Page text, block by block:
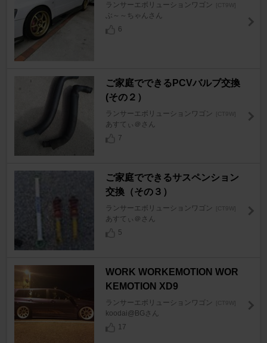
ランサーエボリューションワゴン [CT9W]
ぶ～～ちゃんさん
6
ご家庭でできるPCVバルブ交換
(その２）
ランサーエボリューションワゴン [CT9W]
あすてぃ＠さん
7
ご家庭でできるサスペンション
交換（その３）
ランサーエボリューションワゴン [CT9W]
あすてぃ＠さん
5
WORK WORKEMOTION WOR
KEMOTION XD9
ランサーエボリューションワゴン [CT9W]
koodai@BGさん
17